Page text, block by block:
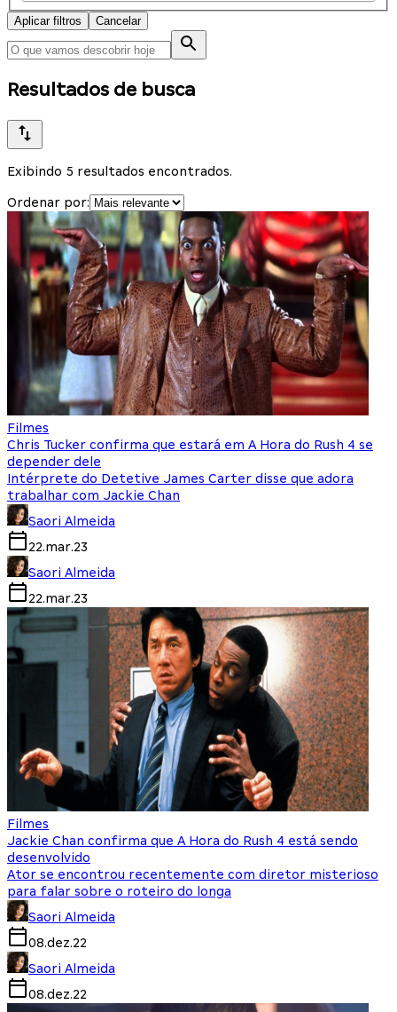
Aplicar filtros Cancelar
Resultados de busca
Exibindo 5 resultados encontrados.
Ordenar por:
Filmes
Chris Tucker confirma que estará em A Hora do Rush 4 se
depender dele
Intérprete do Detetive James Carter disse que adora
trabalhar com Jackie Chan
Saori Almeida
22.mar.23
Saori Almeida
22.mar.23
Filmes
Jackie Chan confirma que A Hora do Rush 4 está sendo
desenvolvido
Ator se encontrou recentemente com diretor misterioso
para falar sobre o roteiro do longa
Saori Almeida
08.dez.22
Saori Almeida
08.dez.22